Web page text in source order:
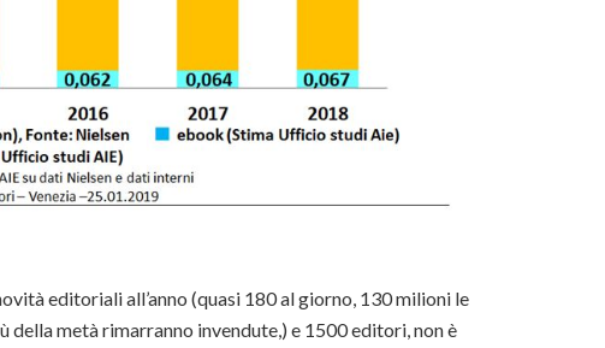
editoriali all’anno (quasi 180 al giorno, 130 milioni le
metà rimarranno invendute,) e 1500 editori, non è